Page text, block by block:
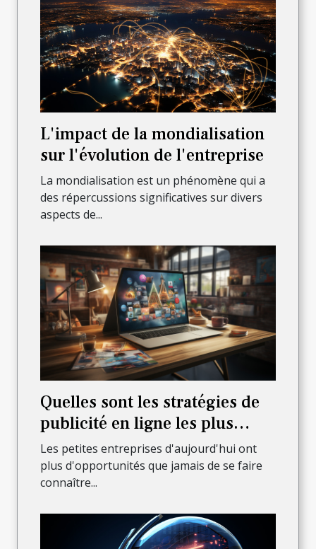
L'impact de la mondialisation
sur l'évolution de l'entreprise
La mondialisation est un phénomène qui a
des répercussions significatives sur divers
aspects de...
Quelles sont les stratégies de
publicité en ligne les plus
efficaces pour les petites
entreprises ?
Les petites entreprises d'aujourd'hui ont
plus d'opportunités que jamais de se faire
connaître...